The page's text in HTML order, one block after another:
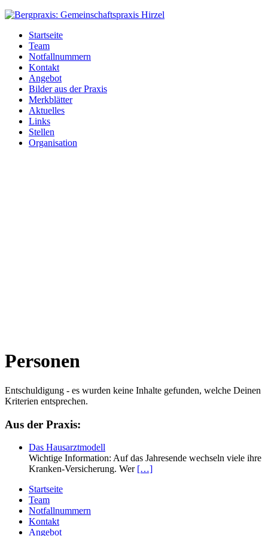
Bergpraxis:
Hirzel
Startseite
Team
Notfallnummern
Kontakt
Angebot
Bilder aus der Praxis
Merkblätter
Aktuelles
Links
Stellen
Organisation
Personen
Entschuldigung - es wurden keine Inhalte gefunden, welche Deinen
Kriterien entsprechen.
Haupt-
Sidebar
(Primary)
Aus der Praxis:
Das Hausarztmodell
Wichtige Information: Auf das Jahresende wechseln viele ihre
Kranken-Versicherung. Wer […]
Zweit-
Sidebar
(Secondary)
Startseite
Team
Notfallnummern
Kontakt
Angebot